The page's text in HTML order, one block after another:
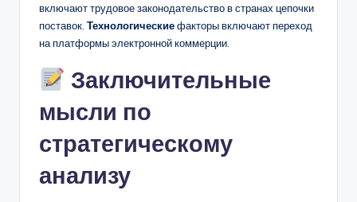
включают трудовое законодательство в странах цепочки
поставок. Технологическиефакторы включают переход
на платформы электронной коммерции.
Заключительные
мысли по
стратегическому
анализу